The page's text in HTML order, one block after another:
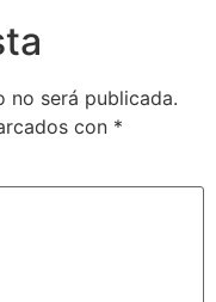
no será publicada.
con *